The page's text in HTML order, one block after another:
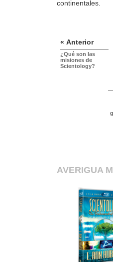
continentales.
« Anterior
¿Qué son las
misiones de
Scientology?
AVERIGUA